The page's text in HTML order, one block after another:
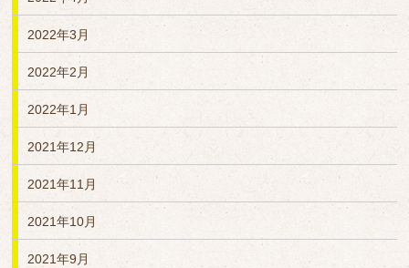
2022年3月
2022年2月
2022年1月
2021年12月
2021年11月
2021年10月
2021年9月